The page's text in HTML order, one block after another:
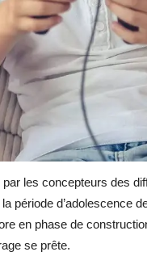
les concepteurs des
période d’adolescence
en phase de
se prête.